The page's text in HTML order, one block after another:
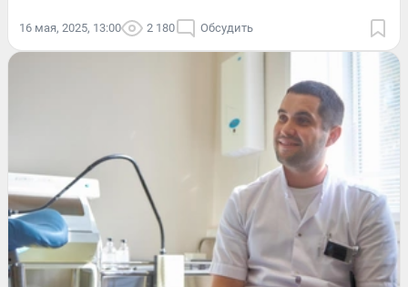
16 мая, 2025, 13:00 2 180 Обсудить